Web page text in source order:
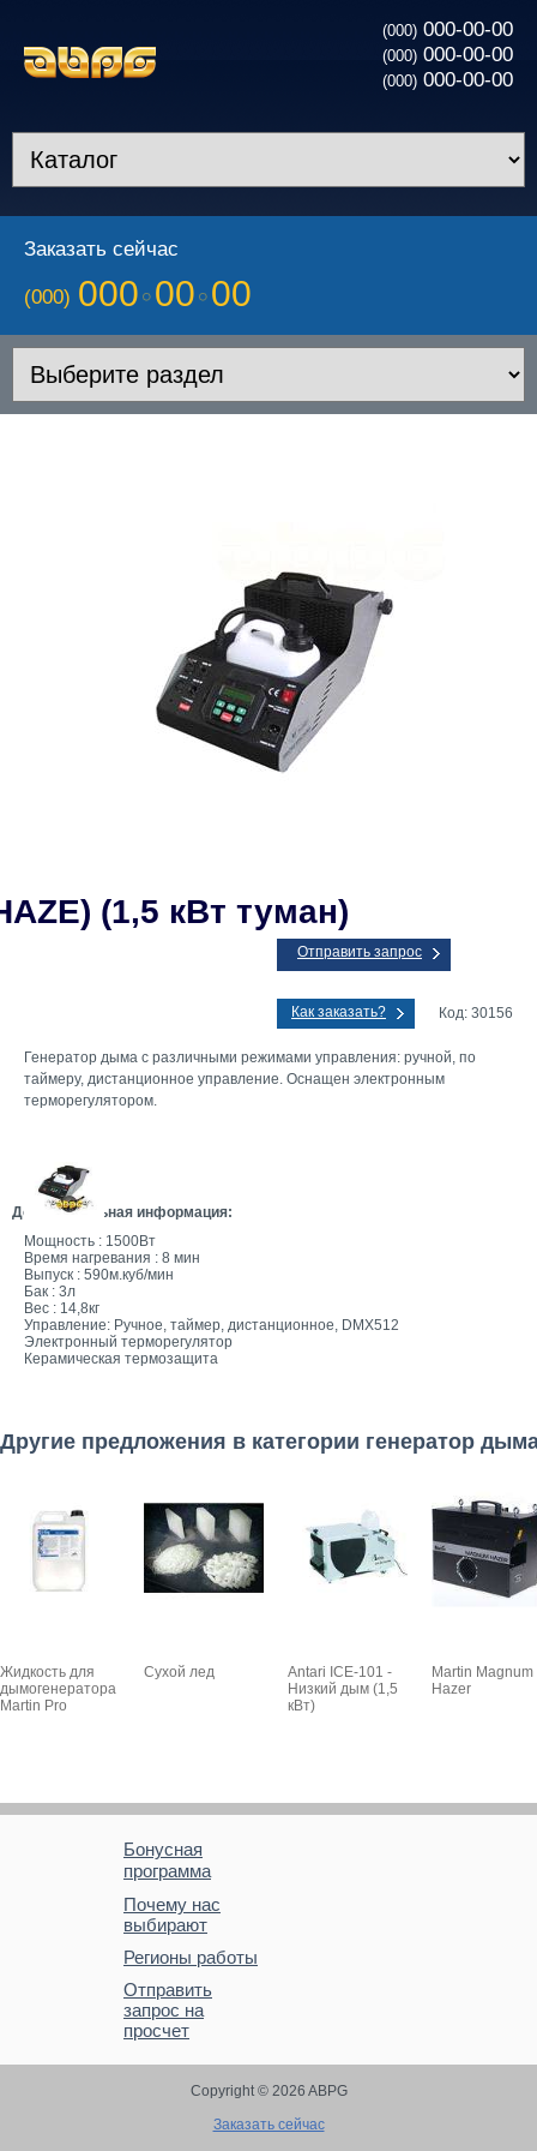
(000) 000-00-00
(000) 000-00-00
(000) 000-00-00
Заказать сейчас
(000) 000 00 00
(1,5 кВт туман)
Отправить запрос
Как заказать? Код: 30156
Генератор дыма с различными режимами управления: ручной, по
таймеру, дистанционное управление. Оснащен электронным
терморегулятором.
Дополнительная информация:
Мощность : 1500Вт
Время нагревания : 8 мин
Выпуск : 590м.куб/мин
Бак : 3л
Вес : 14,8кг
Управление: Ручное, таймер, дистанционное, DMX512
Электронный терморегулятор
Керамическая термозащита
Другие предложения в категории генератор
Жидкость для
дымогенератора
Martin Pro
Сухой лед
Antari ICE-101 -
Низкий дым (1,5
кВт)
Martin Magnum
Hazer
Бонусная
программа
Почему нас
выбирают
Регионы работы
Отправить
запрос на
просчет
Copyright © 2026 ABPG
Заказать сейчас